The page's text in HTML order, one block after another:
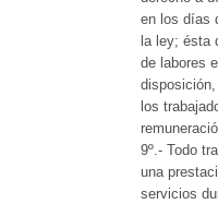
en los días
la ley; ésta
de labores
los
9º.- Todo
una
servicios